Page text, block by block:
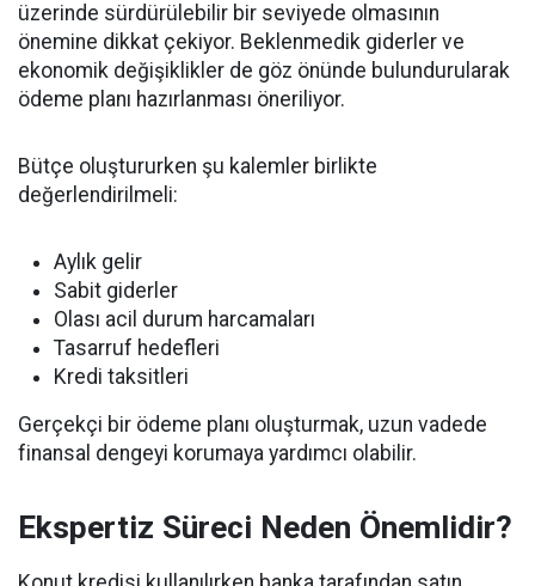
üzerinde sürdürülebilir bir seviyede olmasının
önemine dikkat çekiyor. Beklenmedik giderler ve
ekonomik değişiklikler de göz önünde bulundurularak
ödeme planı hazırlanması öneriliyor.
Bütçe oluştururken şu kalemler birlikte
değerlendirilmeli:
Aylık gelir
Sabit giderler
Olası acil durum harcamaları
Tasarruf hedefleri
Kredi taksitleri
Gerçekçi bir ödeme planı oluşturmak, uzun vadede
finansal dengeyi korumaya yardımcı olabilir.
Ekspertiz Süreci Neden Önemlidir?